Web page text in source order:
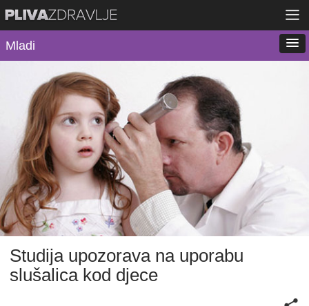
Mladi
Studija upozorava na uporabu
slušalica kod djece